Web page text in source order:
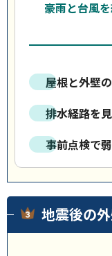
豪雨と台風
屋根と外壁
排水経路を
事前点検で
地震後の